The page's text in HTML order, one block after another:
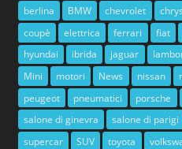
berlina
BMW chevrolet
coupè
elettrica ferrari fiat
hyundai
ibrida jaguar
Mini
motori News nissan
peugeot
pneumatici porsche
salone di ginevra
salone di parigi
supercar
SUV toyota